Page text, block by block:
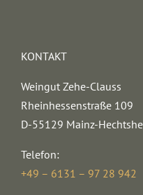
KONTAKT
Weingut Zehe-Clauss
Rheinhessenstraße 109
D-55129 Mainz-
Telefon:
+49 – 6131 – 97 28 942